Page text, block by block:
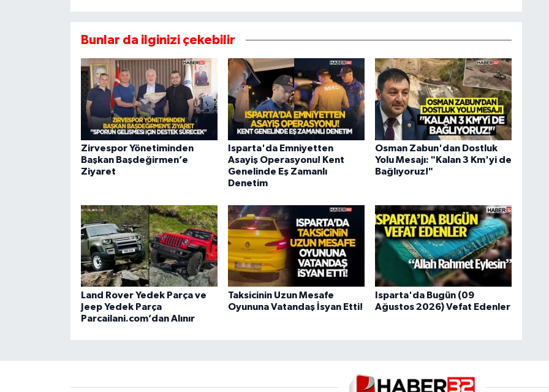
Bunlar da ilginizi çekebilir
Zirvespor Yönetiminden
Başkan Başdeğirmen’e
Ziyaret
Isparta'da Emniyetten
Asayiş Operasyonu! Kent
Genelinde Eş Zamanlı
Denetim
Osman Zabun'dan Dostluk
Yolu Mesajı: "Kalan 3 Km'yi de
Bağlıyoruz!"
Land Rover Yedek Parça ve
Jeep Yedek Parça
Parcailani.com’dan Alınır
Taksicinin Uzun Mesafe
Oyununa Vatandaş İsyan Etti!
Isparta'da Bugün (09
Ağustos 2026) Vefat Edenler